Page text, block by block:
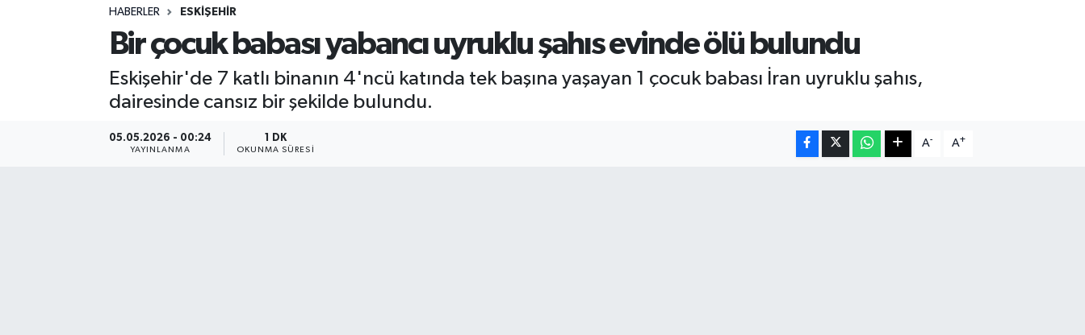
HABERLER ESKIŞEHIR
Bir çocuk babası yabancı uyruklu şahıs evinde ölü bulundu
Eskişehir'de 7 katlı binanın 4'ncü katında tek başına yaşayan 1 çocuk babası İran uyruklu şahıs,
dairesinde cansız bir şekilde bulundu.
05.05.2026 - 00:24
YAYINLANMA
1 DK
OKUNMA SÜRESI
A- A+